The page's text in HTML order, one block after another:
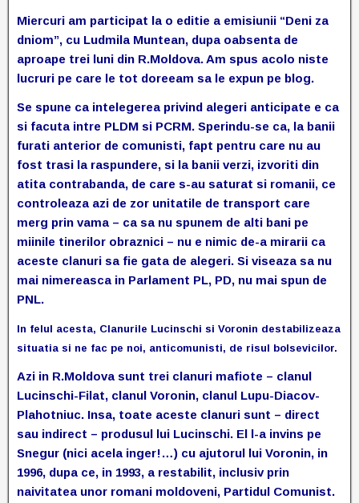
Miercuri am participat la o editie a emisiunii “Deni za
dniom”, cu Ludmila Muntean, dupa oabsenta de
aproape trei luni din R.Moldova. Am spus acolo niste
lucruri pe care le tot doreeam sa le expun pe blog.
Se spune ca intelegerea privind alegeri anticipate e ca
si facuta intre PLDM si PCRM. Sperindu-se ca, la banii
furati anterior de comunisti, fapt pentru care nu au
fost trasi la raspundere, si la banii verzi, izvoriti din
atita contrabanda, de care s-au saturat si romanii, ce
controleaza azi de zor unitatile de transport care
merg prin vama – ca sa nu spunem de alti bani pe
miinile tinerilor obraznici – nu e nimic de-a mirarii ca
aceste clanuri sa fie gata de alegeri. Si viseaza sa nu
mai nimereasca in Parlament PL, PD, nu mai spun de
PNL.
In felul acesta, Clanurile Lucinschi si Voronin destabilizeaza
situatia si ne fac pe noi, anticomunisti, de risul bolsevicilor.
Azi in R.Moldova sunt trei clanuri mafiote – clanul
Lucinschi-Filat, clanul Voronin, clanul Lupu-Diacov-
Plahotniuc. Insa, toate aceste clanuri sunt – direct
sau indirect – produsul lui Lucinschi. El l-a invins pe
Snegur (nici acela inger!…) cu ajutorul lui Voronin, in
1996, dupa ce, in 1993, a restabilit, inclusiv prin
naivitatea unor romani moldoveni, Partidul Comunist.